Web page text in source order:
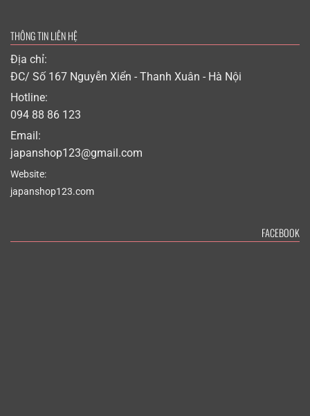
THÔNG TIN LIÊN HỆ
Địa chỉ:
ĐC/ Số 167 Nguyễn Xiển - Thanh Xuân - Hà Nội
Hotline:
094 88 86 123
Email:
japanshop123@gmail.com
Website:
japanshop123.com
FACEBOOK